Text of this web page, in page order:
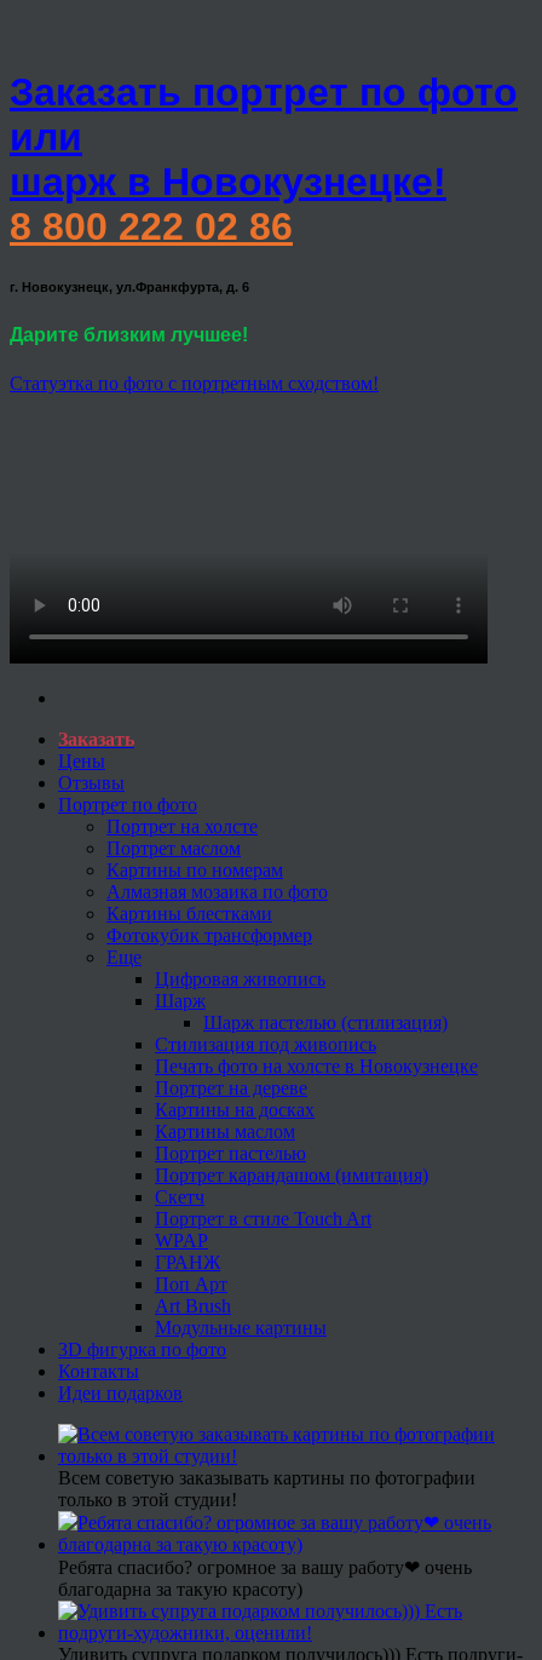
Заказать портрет по фото
или
шарж в Новокузнецке!
8 800 222 02 86
г. Новокузнецк, ул.Франкфурта, д. 6
Дарите близким лучшее!
Статуэтка по фото с портретным сходством!
Заказать
Цены
Отзывы
Портрет по фото
Портрет на холсте
Портрет маслом
Картины по номерам
Алмазная мозаика по фото
Картины блестками
Фотокубик трансформер
Еще
Цифровая живопись
Шарж
Шарж пастелью (стилизация)
Стилизация под живопись
Печать фото на холсте в Новокузнецке
Портрет на дереве
Картины на досках
Картины маслом
Портрет пастелью
Портрет карандашом (имитация)
Скетч
Портрет в стиле Touch Art
WPAP
ГРАНЖ
Поп Арт
Art Brush
Модульные картины
3D фигурка по фото
Контакты
Идеи подарков
Всем советую заказывать картины по фотографии
только в этой студии!
Ребята спасибо? огромное за вашу работу❤ очень
благодарна за такую красоту)
Удивить супруга подарком получилось))) Есть подруги-